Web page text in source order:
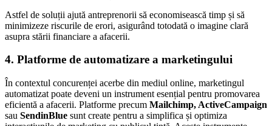
Astfel de soluții ajută antreprenorii să economisească timp și să
minimizeze riscurile de erori, asigurând totodată o imagine clară
asupra stării financiare a afacerii.
4. Platforme de automatizare a marketingului
În contextul concurenței acerbe din mediul online, marketingul
automatizat poate deveni un instrument esențial pentru promovarea
eficientă a afacerii. Platforme precum Mailchimp, ActiveCampaign
sau SendinBlue sunt create pentru a simplifica și optimiza